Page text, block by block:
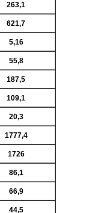
263,1
621,7
5,16
55,8
187,5
109,1
20,3
1777,4
1726
86,1
66,9
44,5